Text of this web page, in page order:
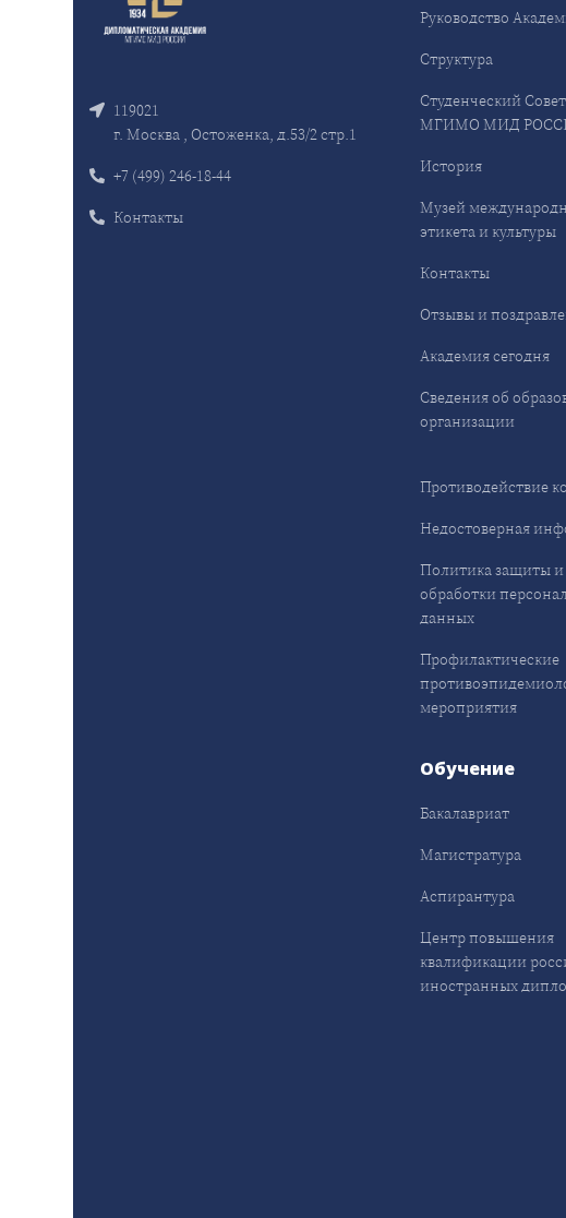
119021
г. Москва , Остоженка, д.53/2 стр.1
+7 (499) 246-18-44
Контакты
Руководство
Структура
Студенческий
МГИМО МИД
История
Музей
этикета и культуры
Контакты
Отзывы и
Академия сегодня
Сведения об
организации
Противодействие
Недостоверная
Политика защиты и
обработки
данных
Профилактические
мероприятия
Обучение
Бакалавриат
Магистратура
Аспирантура
Центр повышения
квалификации
иностранных